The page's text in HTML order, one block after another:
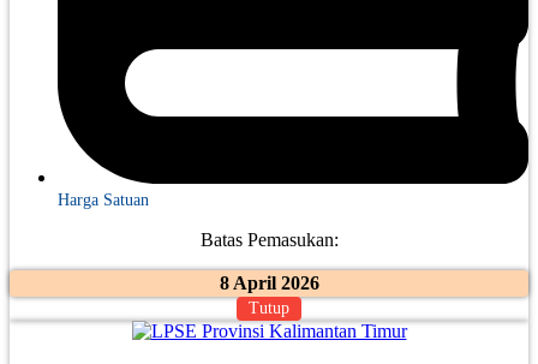
Harga Satuan
Batas Pemasukan:
8 April 2026
Tutup